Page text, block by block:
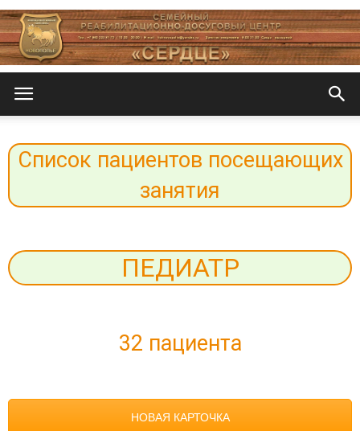
Список пациентов посещающих
занятия
ПЕДИАТР
32 пациента
НОВАЯ КАРТОЧКА